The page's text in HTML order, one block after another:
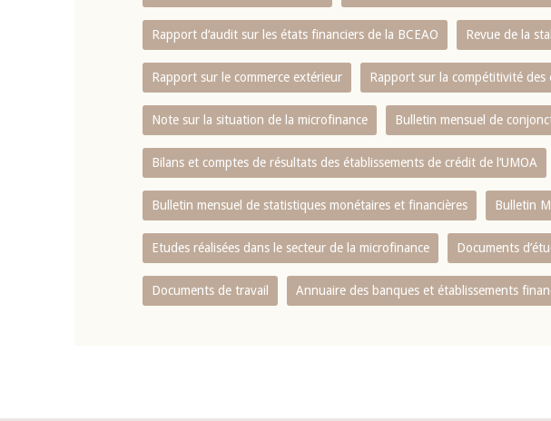
Rapport d‘audit sur les états financiers de la BCEAO Revue de la
Rapport sur le commerce extérieur Rapport sur la compétitivité des
Note sur la situation de la microfinance Bulletin mensuel de
Bilans et comptes de résultats des établissements de crédit de l‘UMOA
Bulletin mensuel de statistiques monétaires et financières Bulletin
Etudes réalisées dans le secteur de la microfinance Documents
Documents de travail Annuaire des banques et établissements